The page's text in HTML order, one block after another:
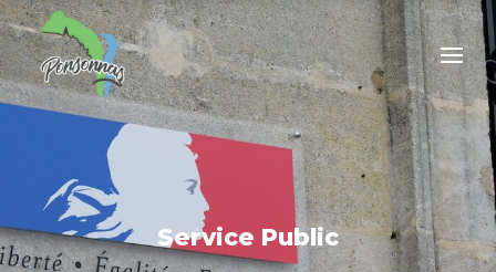
Service Public